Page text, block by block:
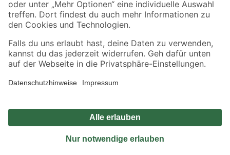
Alle Preisangaben in EUR inkl. gesetzl. MwSt.. Die dargestellten Angebote sind unter
Umständen nicht in allen Märkten verfügbar. Die angegebenen Verfügbarkeiten beziehen
Produkte nur solange der Vorrat reicht.
*Paketversand ab 59 € versandkostenfrei, gilt nicht für Artikel mit Speditionsversand, hier
Privatsphäre Impressum
Nutzungsbedingungen
Widerrufsrecht
Vertrag widerrufen